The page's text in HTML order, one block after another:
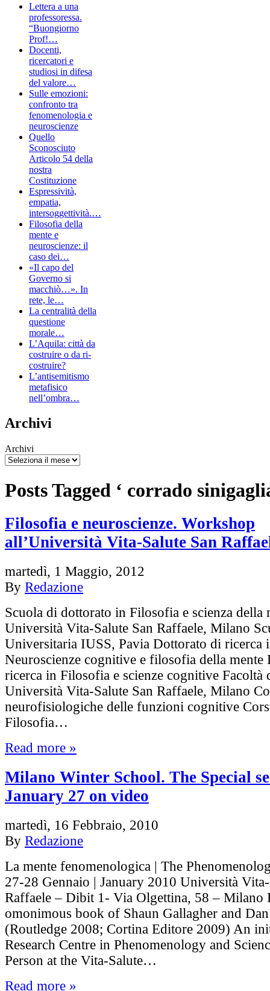
Lettera a una
professoressa.
“Buongiorno
Prof!…
Docenti,
ricercatori e
studiosi in difesa
del valore…
Sulle emozioni:
confronto tra
fenomenologia e
neuroscienze
Quello
Sconosciuto
Articolo 54 della
nostra
Costituzione
Espressività,
empatia,
intersoggettività.…
Filosofia della
mente e
neuroscienze: il
caso dei…
«Il capo del
Governo si
macchiò…». In
rete, le…
La centralità della
questione
morale…
L’Aquila: città da
costruire o da ri-
costruire?
L’antisemitismo
metafisico
nell’ombra…
Archivi
Archivi
Posts Tagged ‘ corrado
Filosofia e neuroscienze. Workshop
all’Università Vita-Salute San
martedì, 1 Maggio, 2012
By Redazione
Scuola di dottorato in Filosofia e scienza della
Università Vita-Salute San Raffaele, Milano
Universitaria IUSS, Pavia Dottorato di ricerca
Neuroscienze cognitive e filosofia della mente
ricerca in Filosofia e scienze cognitive Facoltà
Università Vita-Salute San Raffaele, Milano
neurofisiologiche delle funzioni cognitive
Filosofia…
Read more »
Milano Winter School. The Special
January 27 on video
martedì, 16 Febbraio, 2010
By Redazione
La mente fenomenologica | The
27-28 Gennaio | January 2010 Università
Raffaele – Dibit 1- Via Olgettina, 58 – Milano
omonimous book of Shaun Gallagher and
(Routledge 2008; Cortina Editore 2009) An
Research Centre in Phenomenology and
Person at the Vita-Salute…
Read more »